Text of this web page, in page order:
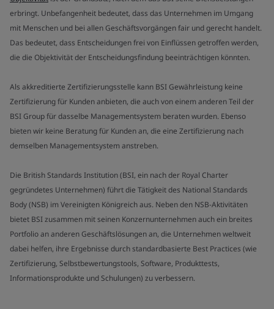
erbringt. Unbefangenheit bedeutet, dass das Unternehmen im Umgang
mit Menschen und bei allen Geschäftsvorgängen fair und gerecht handelt.
Das bedeutet, dass Entscheidungen frei von Einflüssen getroffen werden,
die die Objektivität der Entscheidungsfindung beeinträchtigen könnten.
Als akkreditierte Zertifizierungsstelle kann BSI Gewährleistung keine
Zertifizierung für Kunden anbieten, die auch von einem anderen Teil der
BSI Group für dasselbe Managementsystem beraten wurden. Ebenso
bieten wir keine Beratung für Kunden an, die eine Zertifizierung nach
demselben Managementsystem anstreben.
Die British Standards Institution (BSI, ein nach der Royal Charter
gegründetes Unternehmen) führt die Tätigkeit des National Standards
Body (NSB) im Vereinigten Königreich aus. Neben den NSB-Aktivitäten
bietet BSI zusammen mit seinen Konzernunternehmen auch ein breites
Portfolio an anderen Geschäftslösungen an, die Unternehmen weltweit
dabei helfen, ihre Ergebnisse durch standardbasierte Best Practices (wie
Zertifizierung, Selbstbewertungstools, Software, Produkttests,
Informationsprodukte und Schulungen) zu verbessern.